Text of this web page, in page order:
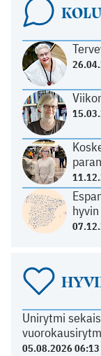
hyvin
Unirytmi
05.08.2026 06:13